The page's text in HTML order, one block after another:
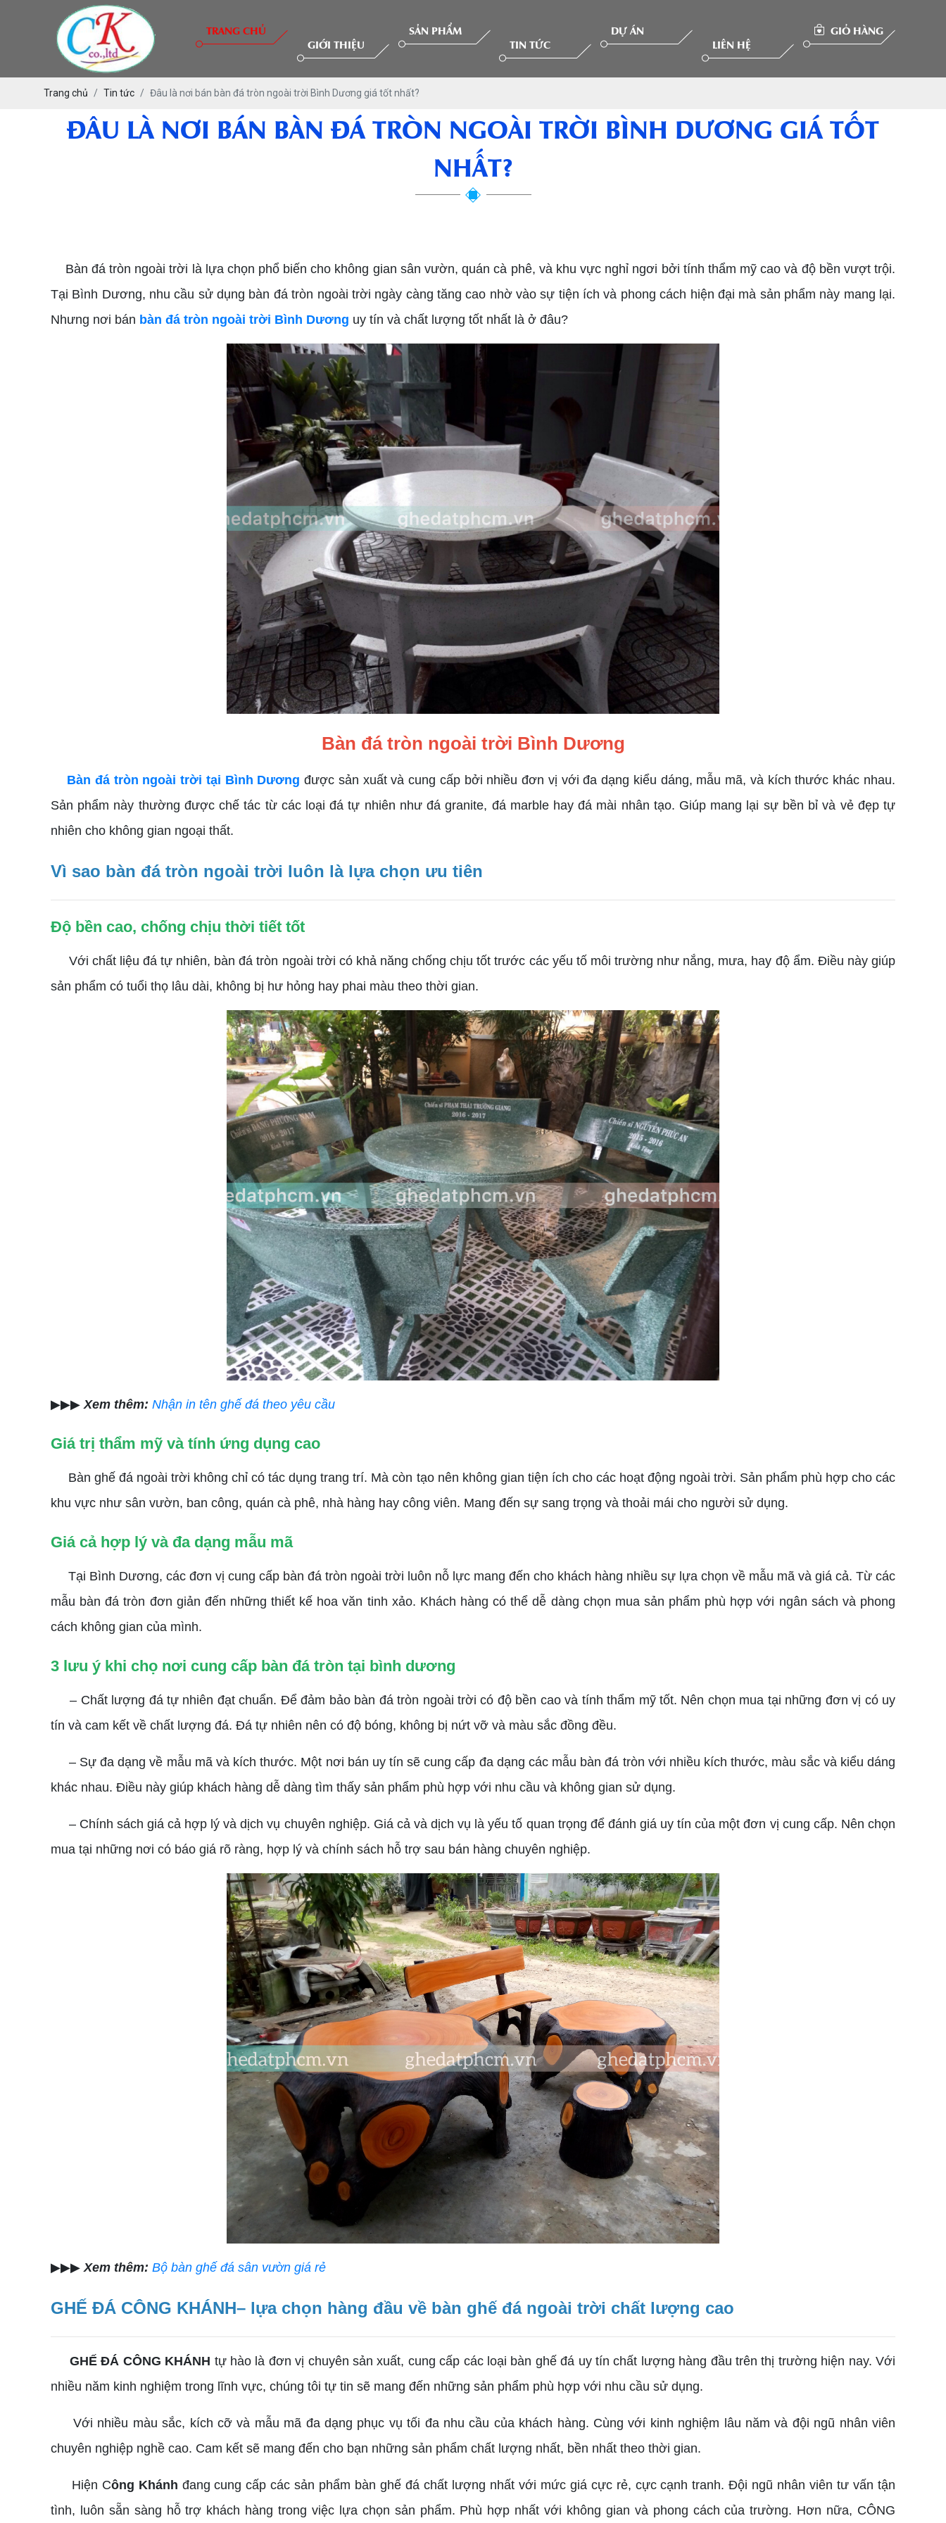
TRANG CHỦ
GIỚI THIỆU
SẢN PHẨM
TIN TỨC
DỰ ÁN
LIÊN HỆ
GIỎ HÀNG
Trang chủ Tin tức Đâu là nơi bán bàn đá tròn ngoài trời Bình Dương giá tốt nhất?
ĐÂU LÀ NƠI BÁN BÀN ĐÁ TRÒN NGOÀI TRỜI BÌNH DƯƠNG GIÁ TỐT
NHẤT?
Bàn đá tròn ngoài trời là lựa chọn phổ biến cho không gian sân vườn, quán cà phê, và khu vực nghỉ ngơi bởi tính thẩm mỹ cao và độ bền vượt trội.
Tại Bình Dương, nhu cầu sử dụng bàn đá tròn ngoài trời ngày càng tăng cao nhờ vào sự tiện ích và phong cách hiện đại mà sản phẩm này mang lại.
Nhưng nơi bán bàn đá tròn ngoài trời Bình Dương uy tín và chất lượng tốt nhất là ở đâu?
Bàn đá tròn ngoài trời Bình Dương
Bàn đá tròn ngoài trời tại Bình Dươngđược sản xuất và cung cấp bởi nhiều đơn vị với đa dạng kiểu dáng, mẫu mã, và kích thước khác nhau.
Sản phẩm này thường được chế tác từ các loại đá tự nhiên như đá granite, đá marble hay đá mài nhân tạo. Giúp mang lại sự bền bỉ và vẻ đẹp tự
nhiên cho không gian ngoại thất.
Vì sao bàn đá tròn ngoài trời luôn là lựa chọn ưu tiên
Độ bền cao, chống chịu thời tiết tốt
Với chất liệu đá tự nhiên, bàn đá tròn ngoài trời có khả năng chống chịu tốt trước các yếu tố môi trường như nắng, mưa, hay độ ẩm. Điều này giúp
sản phẩm có tuổi thọ lâu dài, không bị hư hỏng hay phai màu theo thời gian.
▶▶▶Xem thêm: Nhận in tên ghế đá theo yêu cầu
Giá trị thẩm mỹ và tính ứng dụng cao
Bàn ghế đá ngoài trời không chỉ có tác dụng trang trí. Mà còn tạo nên không gian tiện ích cho các hoạt động ngoài trời. Sản phẩm phù hợp cho các
khu vực như sân vườn, ban công, quán cà phê, nhà hàng hay công viên. Mang đến sự sang trọng và thoải mái cho người sử dụng.
Giá cả hợp lý và đa dạng mẫu mã
Tại Bình Dương, các đơn vị cung cấp bàn đá tròn ngoài trời luôn nỗ lực mang đến cho khách hàng nhiều sự lựa chọn về mẫu mã và giá cả. Từ các
mẫu bàn đá tròn đơn giản đến những thiết kế hoa văn tinh xảo. Khách hàng có thể dễ dàng chọn mua sản phẩm phù hợp với ngân sách và phong
cách không gian của mình.
3 lưu ý khi chọ nơi cung cấp bàn đá tròn tại bình dương
– Chất lượng đá tự nhiên đạt chuẩn. Để đảm bảo bàn đá tròn ngoài trời có độ bền cao và tính thẩm mỹ tốt. Nên chọn mua tại những đơn vị có uy
tín và cam kết về chất lượng đá. Đá tự nhiên nên có độ bóng, không bị nứt vỡ và màu sắc đồng đều.
– Sự đa dạng về mẫu mã và kích thước. Một nơi bán uy tín sẽ cung cấp đa dạng các mẫu bàn đá tròn với nhiều kích thước, màu sắc và kiểu dáng
khác nhau. Điều này giúp khách hàng dễ dàng tìm thấy sản phẩm phù hợp với nhu cầu và không gian sử dụng.
– Chính sách giá cả hợp lý và dịch vụ chuyên nghiệp. Giá cả và dịch vụ là yếu tố quan trọng để đánh giá uy tín của một đơn vị cung cấp. Nên chọn
mua tại những nơi có báo giá rõ ràng, hợp lý và chính sách hỗ trợ sau bán hàng chuyên nghiệp.
▶▶▶Xem thêm: Bộ bàn ghế đá sân vườn giá rẻ
GHẾ ĐÁ CÔNG KHÁNH– lựa chọn hàng đầu về bàn ghế đá ngoài trời chất lượng cao
GHẾ ĐÁ CÔNG KHÁNH tự hào là đơn vị chuyên sản xuất, cung cấp các loại bàn ghế đá uy tín chất lượng hàng đầu trên thị trường hiện nay. Với
nhiều năm kinh nghiệm trong lĩnh vực, chúng tôi tự tin sẽ mang đến những sản phẩm phù hợp với nhu cầu sử dụng.
Với nhiều màu sắc, kích cỡ và mẫu mã đa dạng phục vụ tối đa nhu cầu của khách hàng. Cùng với kinh nghiệm lâu năm và đội ngũ nhân viên
chuyên nghiệp nghề cao. Cam kết sẽ mang đến cho bạn những sản phẩm chất lượng nhất, bền nhất theo thời gian.
Hiện Công Khánh đang cung cấp các sản phẩm bàn ghế đá chất lượng nhất với mức giá cực rẻ, cực cạnh tranh. Đội ngũ nhân viên tư vấn tận
tình, luôn sẵn sàng hỗ trợ khách hàng trong việc lựa chọn sản phẩm. Phù hợp nhất với không gian và phong cách của trường. Hơn nữa, CÔNG